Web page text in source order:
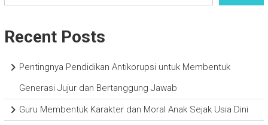
Recent Posts
Pentingnya Pendidikan Antikorupsi untuk Membentuk
Generasi Jujur dan Bertanggung Jawab
Guru Membentuk Karakter dan Moral Anak Sejak Usia Dini